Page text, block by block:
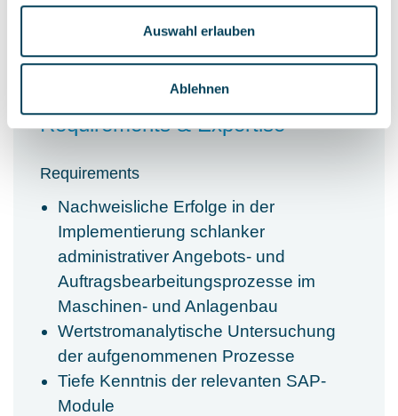
Auswahl erlauben
Ablehnen
Requirements & Expertise
Requirements
Nachweisliche Erfolge in der
Implementierung schlanker
administrativer Angebots- und
Auftragsbearbeitungsprozesse im
Maschinen- und Anlagenbau
Wertstromanalytische Untersuchung
der aufgenommenen Prozesse
Tiefe Kenntnis der relevanten SAP-
Module